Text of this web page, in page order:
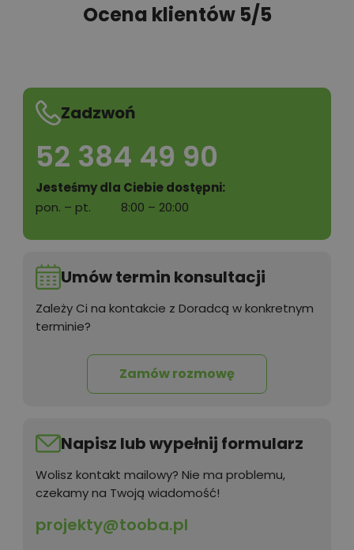
Ocena klientów 5/5
Zadzwoń
52 384 49 90
Jesteśmy dla Ciebie dostępni:
pon. – pt.
8:00 – 20:00
Umów termin konsultacji
Zależy Ci na kontakcie z Doradcą w konkretnym
terminie?
Zamów rozmowę
Napisz lub wypełnij formularz
Wolisz kontakt mailowy? Nie ma problemu,
czekamy na Twoją wiadomość!
projekty@tooba.pl